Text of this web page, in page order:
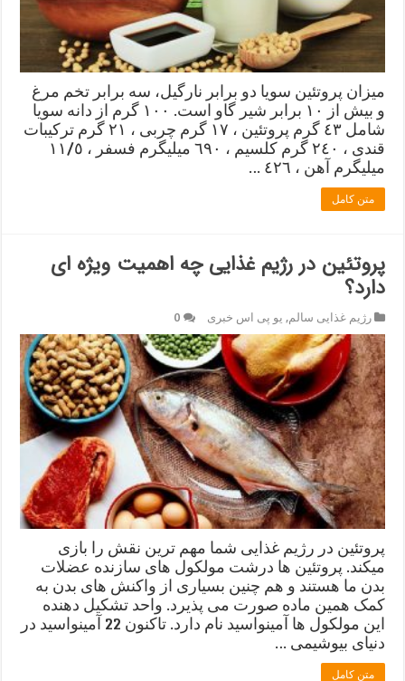
میزان پروتئین سویا دو برابر نارگیل، سه برابر تخم مرغ
و بیش از ١٠ برابر شیر گاو است. ١٠٠ گرم از دانه سویا
شامل ٤٣ گرم پروتئین ، ١٧ گرم چربی ، ٢١ گرم تركیبات
قندی ، ٢٤٠ گرم كلسیم ، ٦٩٠ میلیگرم فسفر ، ١١/٥
میلیگرم آهن ، ٤٢٦ …
متن کامل
پروتئین در رژیم غذایی چه اهمیت ویژه ای
دارد؟
رژیم غذایی سالم, یو پی اس خبری 0
پروتئین در رژیم غذایی شما مهم ترین نقش را بازی
میکند. پروتئین ها درشت مولکول های سازنده عضلات
بدن ما هستند و هم چنین بسیاری از واکنش های بدن به
کمک همین ماده صورت می پذیرد. واحد تشکیل دهنده
این مولکول ها آمینواسید نام دارد. تاکنون 22 آمینواسید در
دنیای بیوشیمی …
متن کامل